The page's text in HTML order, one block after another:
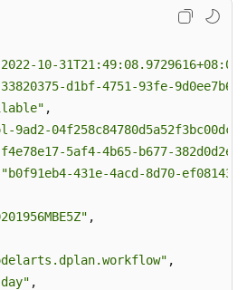
10-31T21:49:08.9729616+08:00"
d1bf-4751-93fe-
,
9ad2-
5af4-4b65-b677-
"b0f91eb4-431e-4acd-8d70-
,
,
,